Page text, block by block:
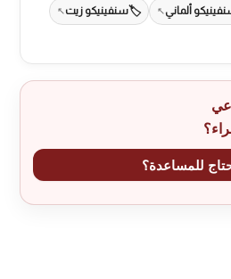
ألماني سنفينيكو زيت
للمساعدة؟